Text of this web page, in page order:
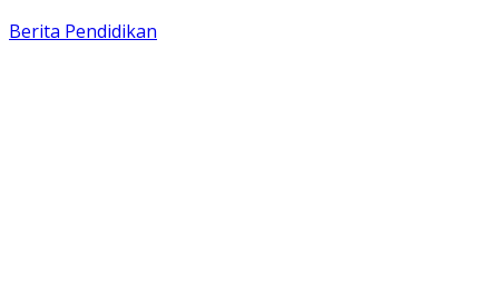
Berita Pendidikan